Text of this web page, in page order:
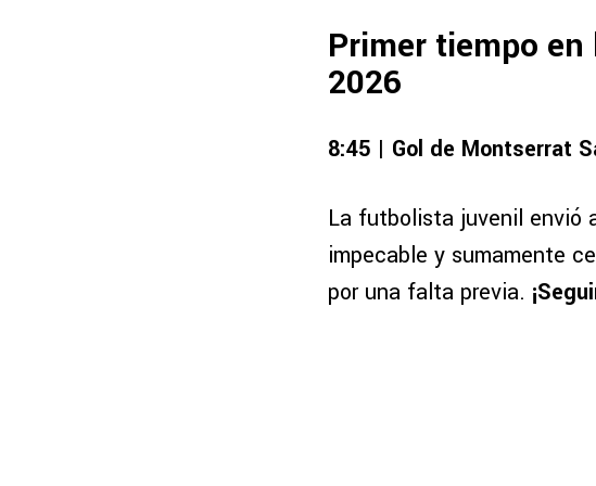
Primer tiempo en
2026
8:45 | Gol de Montserrat
La futbolista juvenil envió
impecable y sumamente
por una falta previa.